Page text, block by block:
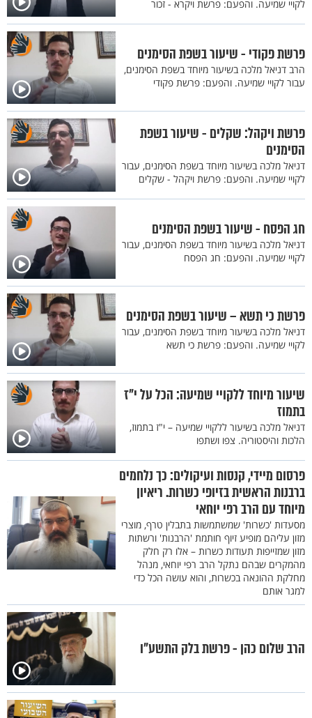
לקויי שמיעה. והפעם: פרשת ויקרא - זכור
פרשת פקודי - שיעור בשפת הסימנים
הרב דניאל מלכה בשיעור מיוחד בשפת הסימנים,
עבור לקויי שמיעה. והפעם: פרשת פקודי
פרשת ויקהל: שקלים - שיעור בשפת
הסימנים
דניאל מלכה בשיעור מיוחד בשפת הסימנים, עבור
לקויי שמיעה. והפעם: פרשת ויקהל - שקלים
חג הפסח - שיעור בשפת הסימנים
דניאל מלכה בשיעור מיוחד בשפת הסימנים, עבור
לקויי שמיעה. והפעם: חג הפסח
פרשת כי תשא – שיעור בשפת הסימנים
דניאל מלכה בשיעור מיוחד בשפת הסימנים, עבור
לקויי שמיעה. והפעם: פרשת כי תשא
שיעור מיוחד ללקויי שמיעה: הכל על י"ז
בתמוז
דניאל מלכה בשיעור ללקויי שמיעה – י"ז בתמוז,
הלכות והיסטוריה. צפו ושתפו
פרסום מיידי, קנסות ועיקולים: כך נלחמים
ברבנות הראשית בזיופי כשרות. ריאיון
מיוחד עם הרב רפי יוחאי
מסעדות 'כשרות' שמשתמשות בתבלין טרף, מוצרי
מזון עליהם מופיע זיוף חותמת 'הרבנות' ורשתות
מזון שמזייפות תעודות כשרות – אלו רק חלק
מהמקרים שבהם נתקל הרב רפי יוחאי, מנהל
מחלקת ההונאה בכשרות, והוא עושה הכל כדי
למגר אותם
הרב שלום כהן - פרשת בלק התשע"ו